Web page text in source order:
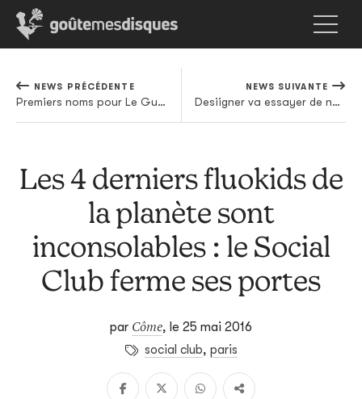
NEWS PRÉCÉDENTE
Premiers noms pour Le Guess Who? Forcément, ça envoie pas mal de bois.
NEWS SUIVANTE
Desiigner va essayer de ne pas être un one hit wonder avec son premier album
Les 4 derniers fluokids de
la planète sont
inconsolables : le Social
Club ferme ses portes
par Côme, le 25 mai 2016
social club, paris